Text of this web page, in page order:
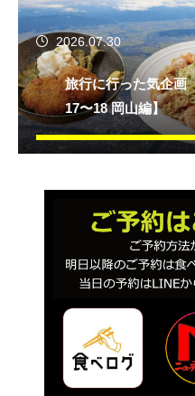
2026.07.30
旅行に行った気企画
17〜18 岡山編】